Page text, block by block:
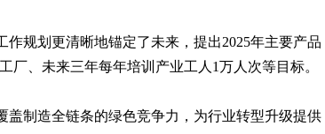
规划更清晰地锚定了未来，提出2025年主要产品
厂、未来三年每年培训产业工人1万人次等目标。
制造全链条的绿色竞争力，为行业转型升级提供